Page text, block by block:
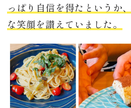
っぱり自信を得たというか
な笑顔を讃えていました。